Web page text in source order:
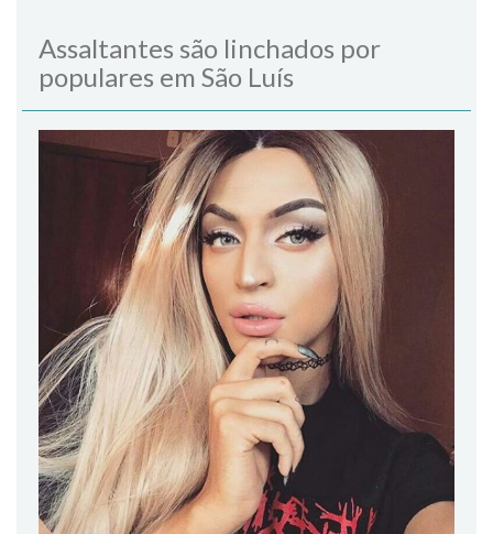
Assaltantes são linchados por
populares em São Luís